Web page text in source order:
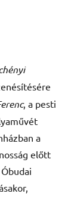
, a pesti
a
előtt